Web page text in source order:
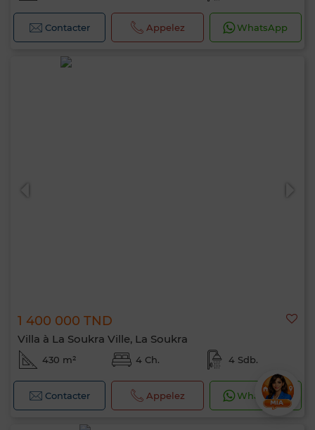
Contacter Appelez WhatsApp
1 400 000 TND
Villa à La Soukra Ville, La Soukra
430 m² 4 Ch. 4 Sdb.
Contacter Appelez WhatsApp